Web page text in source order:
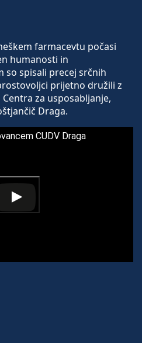
farmacevtu počasi
humanosti in
so spisali precej srčnih
prijetno družili z
za usposabljanje,
Draga.
CUDV Draga